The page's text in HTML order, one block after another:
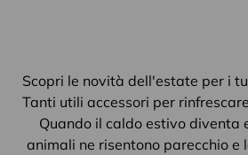
Scopri le novità dell'estate per i
Tanti utili accessori per
Quando il caldo estivo diventa
animali ne risentono parecchio e